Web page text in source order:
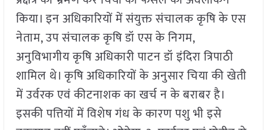
किया। इन अधिकारियों में संयुक्त संचालक कृषि के एस
नेताम, उप संचालक कृषि डॉ एस के निगम,
अनुविभागीय कृषि अधिकारी पाटन डॉ इंदिरा त्रिपाठी
शामिल थे। कृषि अधिकारियों के अनुसार चिया की खेती
में उर्वरक एवं कीटनाशक का खर्च न के बराबर है।
इसकी पत्तियों में विशेष गंध के कारण पशु भी इसे